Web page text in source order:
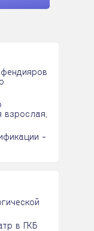
взрослая,
-
в ГКБ